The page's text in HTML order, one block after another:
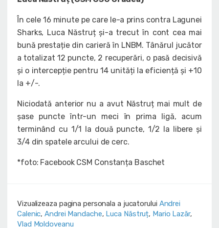
În cele 16 minute pe care le-a prins contra Lagunei
Sharks, Luca Năstruț și-a trecut în cont cea mai
bună prestație din carieră în LNBM. Tânărul jucător
a totalizat 12 puncte, 2 recuperări, o pasă decisivă
și o intercepție pentru 14 unități la eficiență și +10
la +/-.
Niciodată anterior nu a avut Năstruț mai mult de
șase puncte într-un meci în prima ligă, acum
terminând cu 1/1 la două puncte, 1/2 la libere și
3/4 din spatele arcului de cerc.
*foto: Facebook CSM Constanța Baschet
Vizualizeaza pagina personala a jucatorului Andrei
Calenic,Andrei Mandache, Luca Năstruț, Mario Lazăr,
Vlad Moldoveanu